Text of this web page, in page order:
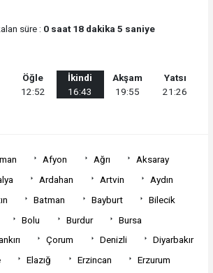
süre : 0 saat 18 dakika 5 saniye
Öğle
12:52
İkindi
16:43
Akşam
19:55
Yatsı
21:26
Afyon Ağrı
Aksaray
Ardahan Artvin
Aydın
Batman Bayburt
Bilecik
Bolu Burdur
Bursa
Çorum Denizli
Diyarbakır
Elazığ Erzincan
Erzurum